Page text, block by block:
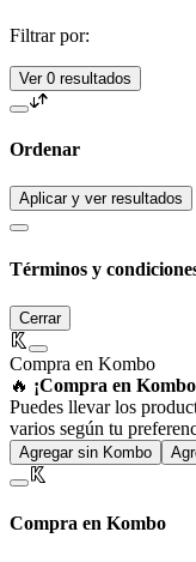
Filtrar por:
Ver 0 resultados
Ordenar
Aplicar y ver resultados
Términos y
Cerrar
Compra en Kombo
🔥 ¡Compra en Kombo
Puedes llevar los
varios según tu
Agregar sin Kombo
Compra en Kombo